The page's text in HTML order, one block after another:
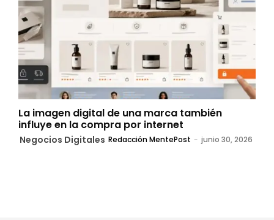
La imagen digital de una marca también
influye en la compra por internet
Negocios Digitales Redacción MentePost - junio 30, 2026